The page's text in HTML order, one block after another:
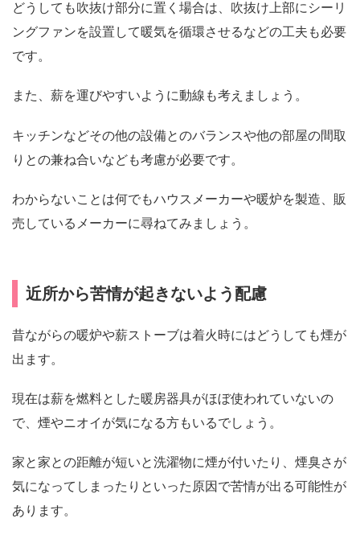
どうしても吹抜け部分に置く場合は、吹抜け上部にシーリ
ングファンを設置して暖気を循環させるなどの工夫も必要
です。
また、薪を運びやすいように動線も考えましょう。
キッチンなどその他の設備とのバランスや他の部屋の間取
りとの兼ね合いなども考慮が必要です。
わからないことは何でもハウスメーカーや暖炉を製造、販
売しているメーカーに尋ねてみましょう。
近所から苦情が起きないよう配慮
昔ながらの暖炉や薪ストーブは着火時にはどうしても煙が
出ます。
現在は薪を燃料とした暖房器具がほぼ使われていないの
で、煙やニオイが気になる方もいるでしょう。
家と家との距離が短いと洗濯物に煙が付いたり、煙臭さが
気になってしまったりといった原因で苦情が出る可能性が
あります。